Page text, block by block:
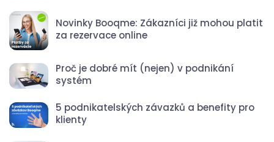
Novinky Booqme: Zákazníci již mohou platit
za rezervace online
Proč je dobré mít (nejen) v podnikání
systém
5 podnikatelských závazků a benefity pro
klienty